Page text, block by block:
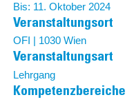
Bis: 11. Oktober 2024
Veranstaltungsort
OFI | 1030 Wien
Veranstaltungsart
Lehrgang
Kompetenzbereiche